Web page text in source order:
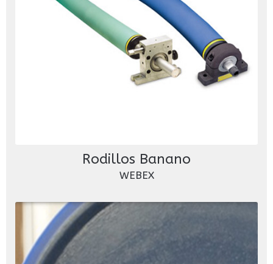
Rodillos Banano
WEBEX